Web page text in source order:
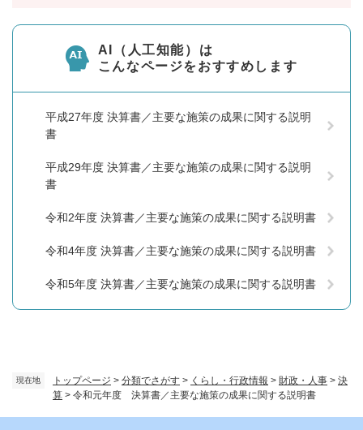
現在地 トップページ > 分類でさがす > くらし・行政情報 > 財政・人事 > 決
算 > 令和元年度 決算書／主要な施策の成果に関する説明書
AI（人工知能）は
こんなページをおすすめします
平成27年度 決算書／主要な施策の成果に関する説明
書
平成29年度 決算書／主要な施策の成果に関する説明
書
令和2年度 決算書／主要な施策の成果に関する説明書
令和4年度 決算書／主要な施策の成果に関する説明書
令和5年度 決算書／主要な施策の成果に関する説明書